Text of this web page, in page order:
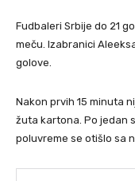
Fudbaleri Srbije do 21
meču. Izabranici
golove.
Nakon prvih 15 minuta
žuta kartona. Po jedan
poluvreme se otišlo sa